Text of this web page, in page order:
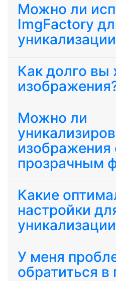
Можно ли
ImgFactory
Как долго вы
Можно ли
изображения
прозрачным
Какие
настройки
У меня
обратиться